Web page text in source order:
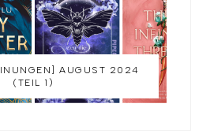
AUGUST 2024
(TEIL 1)